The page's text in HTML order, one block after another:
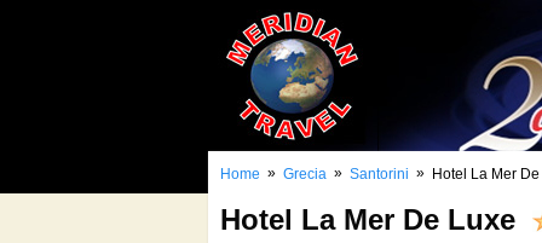
Home » Grecia » Santorini » Hotel La Mer
Hotel La Mer De Luxe